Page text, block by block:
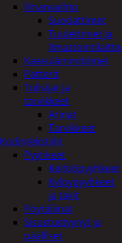
Ilmanvaihto
Suodattimet
Tuulettimet ja
Kaasulämmittimet
Patterit
Tulisijat ja
tarvikkeet
Arinat
Tarvikkeet
Kodintekstiilit
Pyyhkeet
Keittiöpyyhkeet
Kylpypyyhkeet
ja takit
Pöytäliinat
Sisustustyynyt ja
päälliset